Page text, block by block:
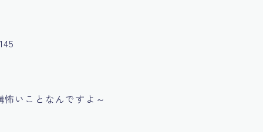
いことなんですよ～